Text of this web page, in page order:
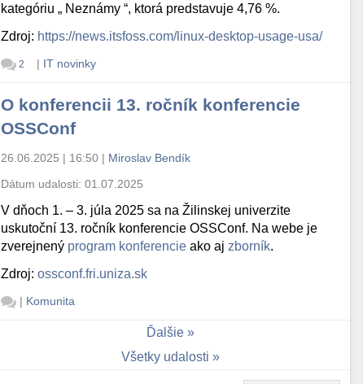
kategóriu „ Neznámy “, ktorá predstavuje 4,76 %.
Zdroj: https://news.itsfoss.com/linux-desktop-usage-usa/
2 | IT novinky
O konferencii 13. ročník konferencie
OSSConf
26.06.2025 | 16:50 | Miroslav Bendík
Dátum udalosti:01.07.2025
V dňoch 1. – 3. júla 2025 sa na Žilinskej univerzite
uskutoční 13. ročník konferencie OSSConf. Na webe je
zverejnený program konferencie ako aj zborník.
Zdroj:ossconf.fri.uniza.sk
| Komunita
Ďalšie
Všetky udalosti